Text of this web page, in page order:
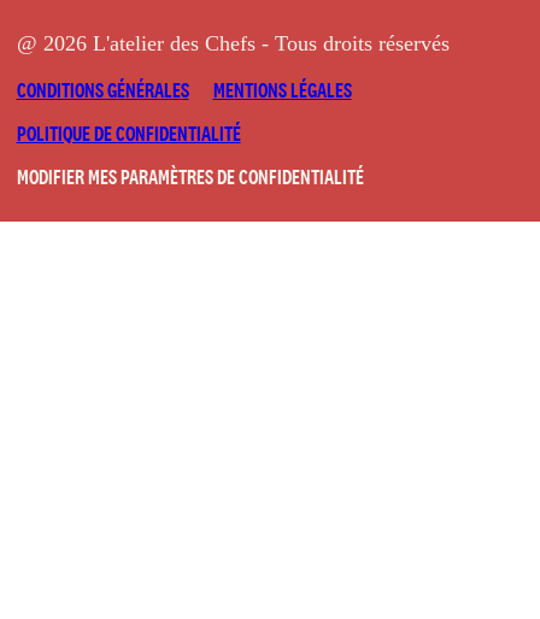
@ 2026 L'atelier des Chefs - Tous droits réservés
CONDITIONS GÉNÉRALES
MENTIONS LÉGALES
POLITIQUE DE CONFIDENTIALITÉ
MODIFIER MES PARAMÈTRES DE CONFIDENTIALITÉ